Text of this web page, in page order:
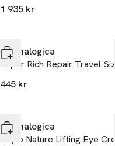
1 935 kr
Dermalogica
Super Rich Repair Travel
445 kr
Dermalogica
Phyto Nature Lifting Eye